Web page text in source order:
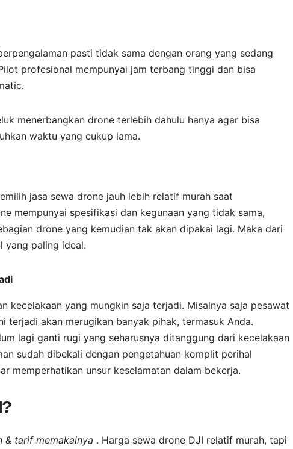
pasti tidak sama dengan orang yang sedang
profesional mempunyai jam terbang tinggi dan bisa
menerbangkan drone terlebih dahulu hanya agar bisa
waktu yang cukup lama.
jasa sewa drone jauh lebih relatif murah saat
mempunyai spesifikasi dan kegunaan yang tidak sama,
drone yang kemudian tak akan dipakai lagi. Maka dari
yang paling ideal.
kecelakaan yang mungkin saja terjadi. Misalnya saja pesawat
terjadi akan merugikan banyak pihak, termasuk Anda.
lagi ganti rugi yang seharusnya ditanggung dari kecelakaan
sudah dibekali dengan pengetahuan komplit perihal
memperhatikan unsur keselamatan dalam bekerja.
& tarif memakainya . Harga sewa drone DJI relatif murah, tapi